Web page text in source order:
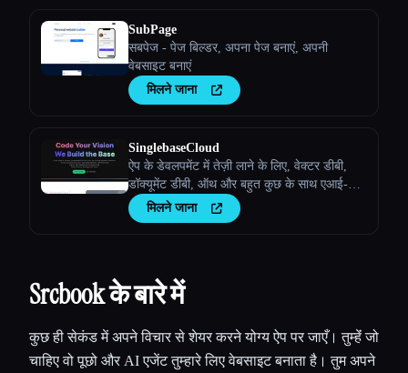
SubPage
सबपेज - पेज बिल्डर, अपना पेज बनाएं, अपनी
वेबसाइट बनाएं
मिलने जाना
SinglebaseCloud
ऐप के डेवलपमेंट में तेज़ी लाने के लिए, वेक्टर डीबी,
डॉक्यूमेंट डीबी, ऑथ और बहुत कुछ के साथ एआई-
संचालित बैकएंड प्लेटफ़ॉर्म।
मिलने जाना
Srcbook के बारे में
कुछ ही सेकंड में अपने विचार से शेयर करने योग्य ऐप पर जाएँ। तुम्हेंं जो
चाहिए वो पूछो और AI एजेंट तुम्हारे लिए वेबसाइट बनाता है। तुम अपने